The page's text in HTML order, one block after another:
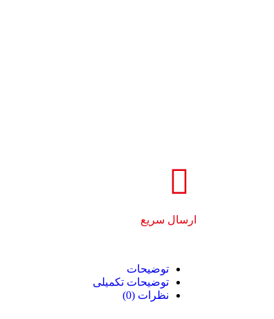
ارسال سریع
توضیحات
توضیحات تکمیلی
نظرات (0)